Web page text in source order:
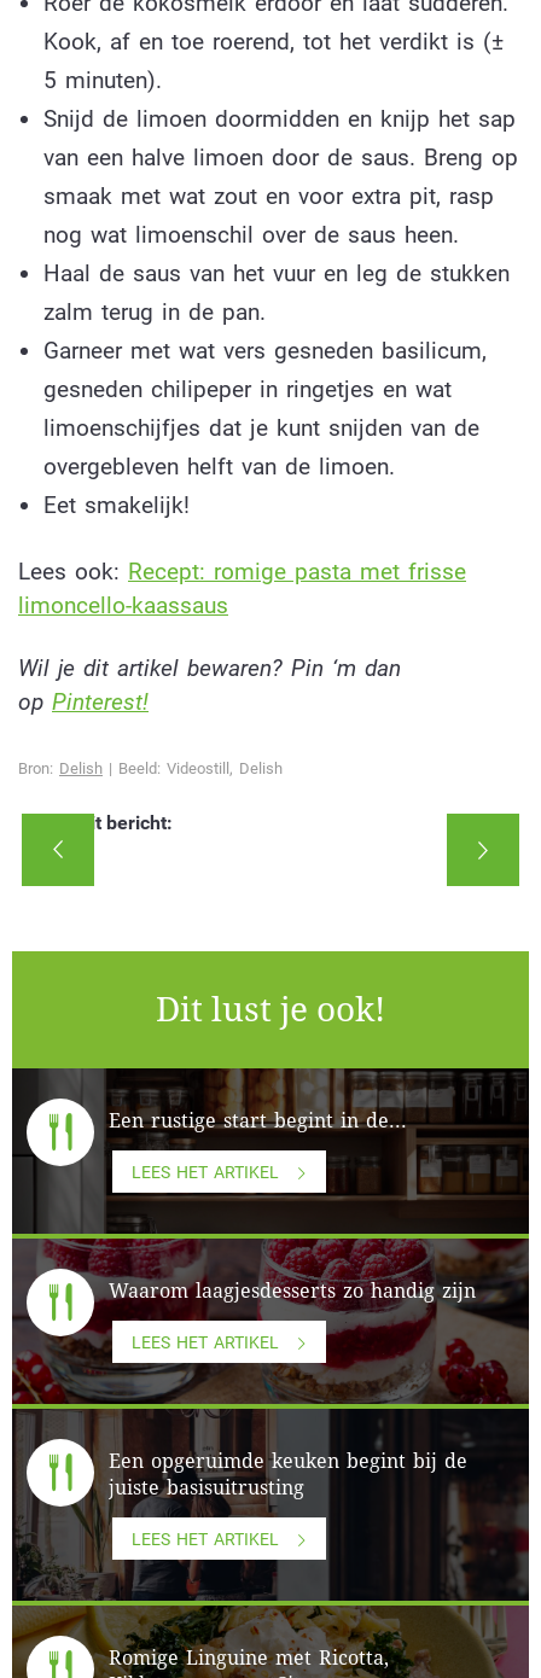
Kook, af en toe roerend, tot het verdikt is (±
5 minuten).
Snijd de limoen doormidden en knijp het sap
van een halve limoen door de saus. Breng op
smaak met wat zout en voor extra pit, rasp
nog wat limoenschil over de saus heen.
Haal de saus van het vuur en leg de stukken
zalm terug in de pan.
Garneer met wat vers gesneden basilicum,
gesneden chilipeper in ringetjes en wat
limoenschijfjes dat je kunt snijden van de
overgebleven helft van de limoen.
Eet smakelijk!
Lees ook: Recept: romige pasta met frisse
limoncello-kaassaus
Wil je dit artikel bewaren? Pin ‘m dan
op Pinterest!
Bron: Delish | Beeld: Videostill, Delish
Deel dit bericht:
Dit lust je ook!
Een rustige start begint in de...
LEES HET ARTIKEL
Waarom laagjesdesserts zo handig zijn
LEES HET ARTIKEL
Een opgeruimde keuken begint bij de
juiste basisuitrusting
LEES HET ARTIKEL
Romige Linguine met Ricotta,